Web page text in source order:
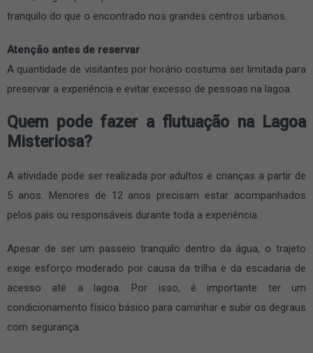
tranquilo do que o encontrado nos grandes centros urbanos.
Atenção antes de reservar
A quantidade de visitantes por horário costuma ser limitada para
preservar a experiência e evitar excesso de pessoas na lagoa.
Quem pode fazer a flutuação na Lagoa
Misteriosa?
A atividade pode ser realizada por adultos e crianças a partir de
5 anos. Menores de 12 anos precisam estar acompanhados
pelos pais ou responsáveis durante toda a experiência.
Apesar de ser um passeio tranquilo dentro da água, o trajeto
exige esforço moderado por causa da trilha e da escadaria de
acesso até a lagoa. Por isso, é importante ter um
condicionamento físico básico para caminhar e subir os degraus
com segurança.